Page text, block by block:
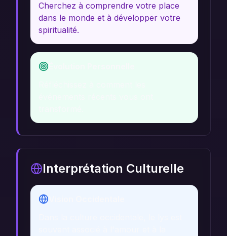
Cherchez à comprendre votre place
dans le monde et à développer votre
spiritualité.
Interprétation Culturelle